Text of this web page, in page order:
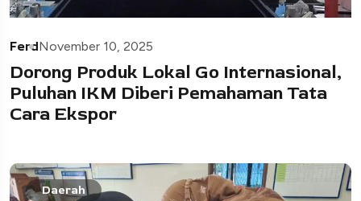
FerdNovember 10, 2025
Dorong Produk Lokal Go Internasional,
Puluhan IKM Diberi Pemahaman Tata
Cara Ekspor
Daerah